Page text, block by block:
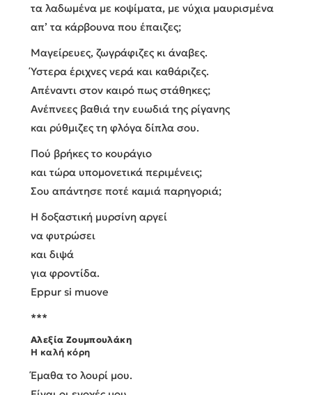
τα λαδωμένα με κοψίματα, με νύχια μαυρισμένα
απ’ τα κάρβουνα που έπαιζες;
Μαγείρευες, ζωγράφιζες κι άναβες.
Ύστερα έριχνες νερά και καθάριζες.
Απέναντι στον καιρό πως στάθηκες;
Ανέπνεες βαθιά την ευωδιά της ρίγανης
και ρύθμιζες τη φλόγα δίπλα σου.
Πού βρήκες το κουράγιο
και τώρα υπομονετικά περιμένεις;
Σου απάντησε ποτέ καμιά παρηγοριά;
Η δοξαστική μυρσίνη αργεί
να φυτρώσει
και διψά
για φροντίδα.
Eppur si muove
***
Αλεξία Ζουμπουλάκη
Η καλή κόρη
Έμαθα το λουρί μου.